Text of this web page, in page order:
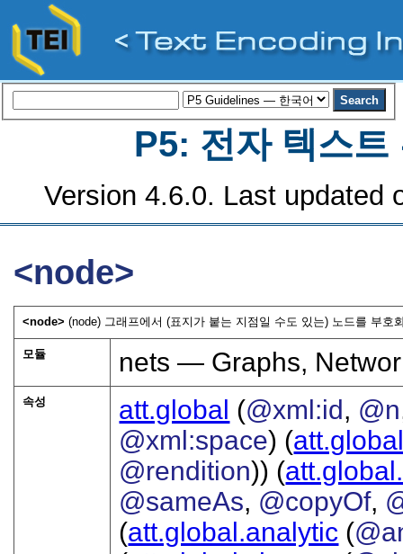
P5: 전자 텍스트
Version 4.6.0. Last updated
<node>
<node>(node) 그래프에서 (표지가 붙는 지점일 수도 있는) 노드를 부호
모듈 nets — Graphs,
속성 att.global (@xml:id, @n
@xml:space) (
@rendition)) (
@sameAs, @copyOf,
(att.global.analytic (